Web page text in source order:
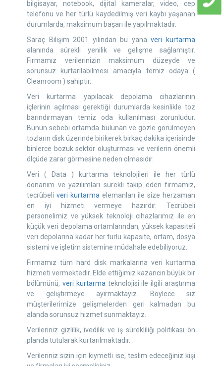
bilgisayar, notebook, dijital kameralar, video, cep
telefonu ve her türlü kaydedilmiş veri kaybı yaşanan
durumlarda, maksimum başarı ile yapılmaktadır.
Saraç Bilişim 2001 yılından bu yanaveri kurtarma
alanında sürekli yenilik ve gelişme sağlamıştır.
Firmamız verilerinizin maksimum düzeyde ve
sorunsuz kurtarılabilmesi amacıyla temiz odaya (
Cleanroom ) sahiptir.
Veri kurtarma yapılacak depolama cihazlarının
içlerinin açılması gerektiği durumlarda kesinlikle toz
barındırmayan temiz oda kullanılması zorunludur.
Bunun sebebi ortamda bulunan ve gözle görülmeyen
tozların disk üzerinde birikerek birkaç dakika içerisinde
binlerce bozuk sektör oluşturması ve verilerin önemli
ölçüde zarar görmesine neden olmasıdır.
Veri ( Data ) kurtarma teknolojileri ile her türlü
donanım ve yazılımları sürekli takip eden firmamız,
tecrübeli veri kurtarma elemanları ile size herzaman
en iyi hizmeti vermeye hazırdır. Tecrübeli
personelimiz ve yüksek teknoloji cihazlarımız ile en
küçük veri depolama ortamlarından, yüksek kapasiteli
veri depolarına kadar her türlü kapasite, ortam, dosya
sistemi ve işletim sistemine müdahale edebiliyoruz.
Firmamız tüm hard disk markalarına veri kurtarma
hizmeti vermektedir. Elde ettiğimiz kazancın büyük bir
bölümünü, veri kurtarma teknolojisi ile ilgili araştırma
ve geliştirmeye ayırmaktayız. Böylece siz
müşterilerimize gelişmelerden geri kalmadan bu
alanda sorunsuz hizmet sunmaktayız.
Verileriniz gizlilik, ivedilik ve iş sürekliliği politikası ön
planda tutularak kurtarılmaktadır.
Verileriniz sizin için kıymetli ise, teslim edeceğiniz kişi